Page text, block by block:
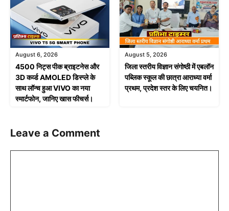
August 6, 2026
4500 निट्स पीक ब्राइटनेस और
3D कर्व्ड AMOLED डिस्प्ले के
साथ लॉन्च हुआ VIVO का नया
स्मार्टफोन, जानिए खास फीचर्स।
August 5, 2026
जिला स्तरीय विज्ञान संगोष्ठी में एबलॉन
पब्लिक स्कूल की छात्रा आराध्या वर्मा
प्रथम, प्रदेश स्तर के लिए चयनित।
Leave a Comment